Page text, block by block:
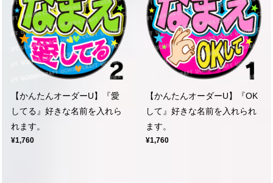
【かんたんオーダーU】『愛
してる』好きな名前を入れら
れます。
¥1,760
【かんたんオーダーU】『OK
して』好きな名前を入れられ
ます。
¥1,760